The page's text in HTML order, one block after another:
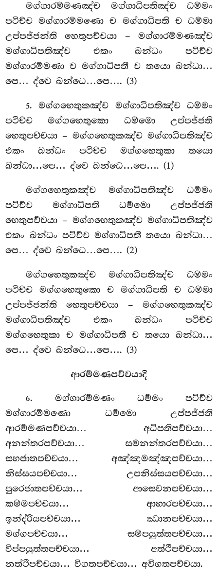
මග්ගාරම්මණඤ්ච මග්ගාධිපතිඤ්ච ධම්මං
පටිච්ච මග්ගාරම්මණො ච මග්ගාධිපති ච ධම්මා
උප්පජ්ජන්ති හෙතුපච්චයා – මග්ගාරම්මණඤ්ච
මග්ගාධිපතිඤ්ච එකං ඛන්ධං පටිච්ච
මග්ගාරම්මණා ච මග්ගාධිපතී ච තයො ඛන්ධා…
පෙ… ද්වෙ ඛන්ධෙ…පෙ…. (3)
5. මග්ගහෙතුකඤ්ච මග්ගාධිපතිඤ්ච ධම්මං
පටිච්ච මග්ගහෙතුකො ධම්මො උප්පජ්ජති
හෙතුපච්චයා – මග්ගහෙතුකඤ්ච මග්ගාධිපතිඤ්ච
එකං ඛන්ධං පටිච්ච මග්ගහෙතුකා තයො
ඛන්ධා…පෙ… ද්වෙ ඛන්ධෙ…පෙ…. (1)
මග්ගහෙතුකඤ්ච මග්ගාධිපතිඤ්ච ධම්මං
පටිච්ච මග්ගාධිපති ධම්මො උප්පජ්ජති
හෙතුපච්චයා – මග්ගහෙතුකඤ්ච මග්ගාධිපතිඤ්ච
එකං ඛන්ධං පටිච්ච මග්ගාධිපතී තයො ඛන්ධා…
පෙ… ද්වෙ ඛන්ධෙ…පෙ…. (2)
මග්ගහෙතුකඤ්ච මග්ගාධිපතිඤ්ච ධම්මං
පටිච්ච මග්ගහෙතුකො ච මග්ගාධිපති ච ධම්මා
උප්පජ්ජන්ති හෙතුපච්චයා – මග්ගහෙතුකඤ්ච
මග්ගාධිපතිඤ්ච එකං ඛන්ධං පටිච්ච
මග්ගහෙතුකා ච මග්ගාධිපතී ච තයො ඛන්ධා…
පෙ… ද්වෙ ඛන්ධෙ…පෙ…. (3)
ආරම්මණපච්චයාදි
6. මග්ගාරම්මණං ධම්මං පටිච්ච
මග්ගාරම්මණො ධම්මො උප්පජ්ජති
ආරම්මණපච්චයා… අධිපතිපච්චයා…
අනන්තරපච්චයා… සමනන්තරපච්චයා…
සහජාතපච්චයා… අඤ්ඤමඤ්ඤපච්චයා…
නිස්සයපච්චයා… උපනිස්සයපච්චයා…
පුරෙජාතපච්චයා… ආසෙවනපච්චයා…
කම්මපච්චයා… ආහාරපච්චයා…
ඉන්ද්රියපච්චයා… ඣානපච්චයා…
මග්ගපච්චයා… සම්පයුත්තපච්චයා…
විප්පයුත්තපච්චයා… අත්ථිපච්චයා…
නත්ථිපච්චයා… විගතපච්චයා… අවිගතපච්චයා.